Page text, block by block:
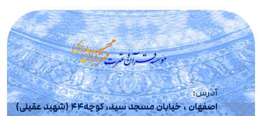
آدرس:
اصفهان ، خیابان مسجد سید، کوچه44 (شهید عقیلی)